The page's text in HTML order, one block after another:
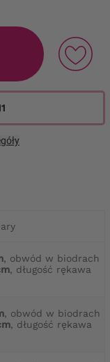
, obwód w biodrach
, długość rękawa
, obwód w biodrach
, długość rękawa